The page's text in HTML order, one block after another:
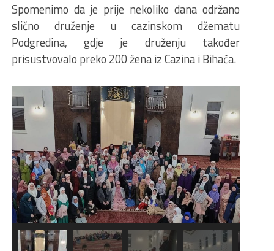
Spomenimo da je prije nekoliko dana održano
slično druženje u cazinskom džematu
Podgredina, gdje je druženju također
prisustvovalo preko 200 žena iz Cazina i Bihaća.